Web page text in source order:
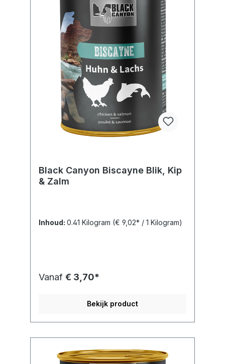
Black Canyon Biscayne Blik, Kip
& Zalm
Inhoud: 0.41 Kilogram (€ 9,02* / 1 Kilogram)
Vanaf € 3,70*
Bekijk product